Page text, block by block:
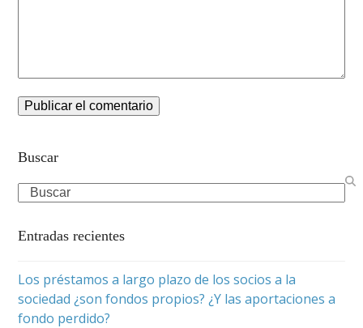
Buscar
Search
Entradas recientes
Los préstamos a largo plazo de los socios a la
sociedad ¿son fondos propios? ¿Y las aportaciones a
fondo perdido?